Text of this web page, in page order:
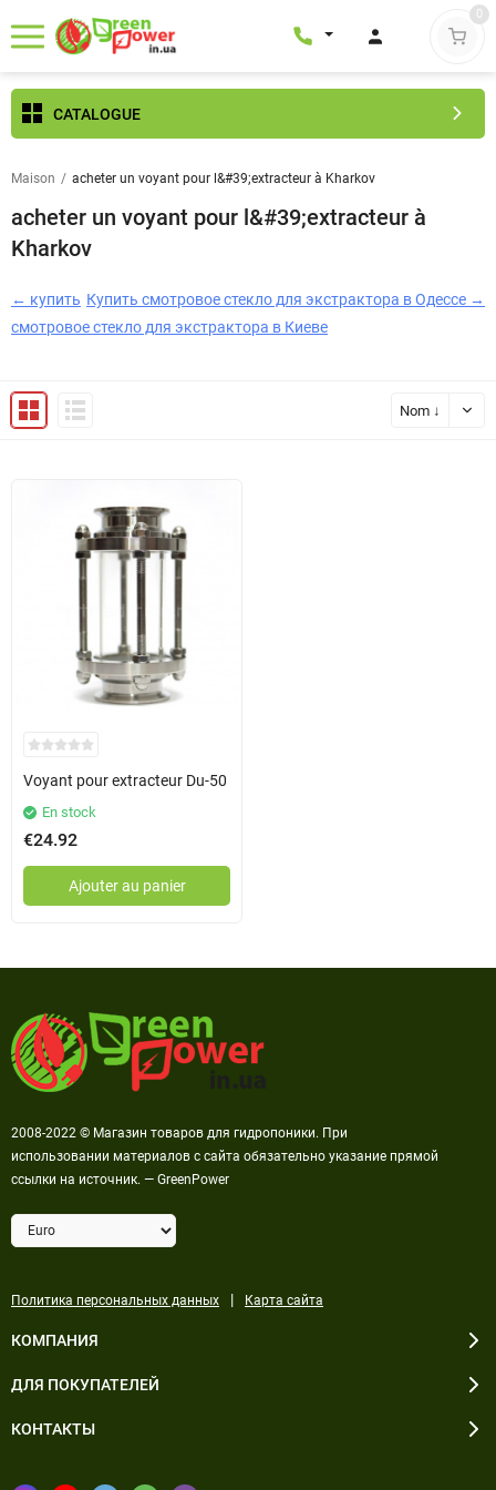
0
CATALOGUE
Maison / acheter un voyant pour l&#39;extracteur à Kharkov
acheter un voyant pour l&#39;extracteur à
Kharkov
Купить смотровое стекло для экстрактора в Одессе →
← купить
смотровое стекло для экстрактора в Киеве
Nom ↓
Voyant pour extracteur Du-50
En stock
€24.92
Ajouter au panier
2008-2022 © Магазин товаров для гидропоники. При
использовании материалов с сайта обязательно указание прямой
ссылки на источник. — GreenPower
Политика персональных данных | Карта сайта
КОМПАНИЯ
ДЛЯ ПОКУПАТЕЛЕЙ
КОНТАКТЫ